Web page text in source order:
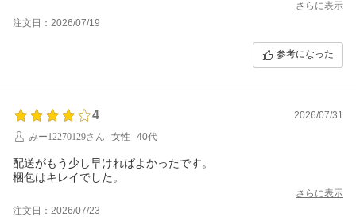
さらに表示
注文日：2026/07/19
参考になった
4
2026/07/31
みー12270129さん
女性 40代
配送がもう少し早ければよかったです。
梱包はキレイでした。
さらに表示
注文日：2026/07/23